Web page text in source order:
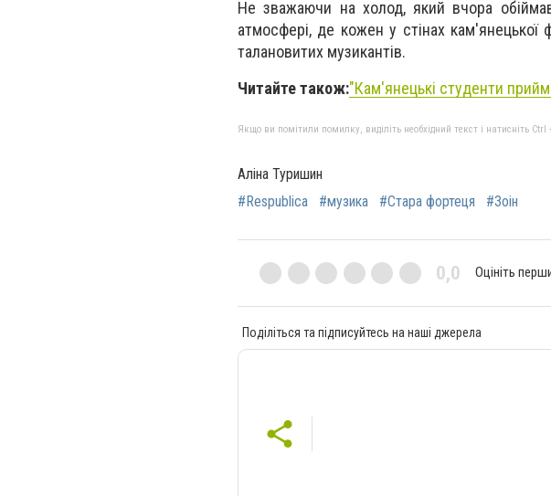
Не зважаючи на холод, який вчора
атмосфері, де кожен у стінах кам'янецької
талановитих музикантів.
Читайте також:"Кам'янецькі студенти
Якщо ви помітили помилку, виділіть необхідний текст і натисніть
Аліна Туришин
#Respublica
#музика #Стара фортеця #Зоін
0,0 Оцініть
Поділіться та підписуйтесь на наші джерела